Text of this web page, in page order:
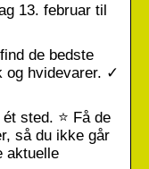
13. februar til
de bedste
og hvidevarer. ✓
sted. ⭐ Få de
så du ikke går
aktuelle